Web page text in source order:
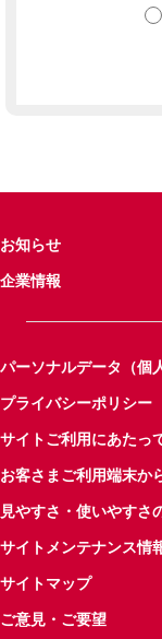
お知らせ
企業情報
パーソナルデータ（個
プライバシーポリシー
サイトご利用にあたっ
お客さまご利用端末か
見やすさ・使いやすさ
サイトメンテナンス情
サイトマップ
ご意見・ご要望